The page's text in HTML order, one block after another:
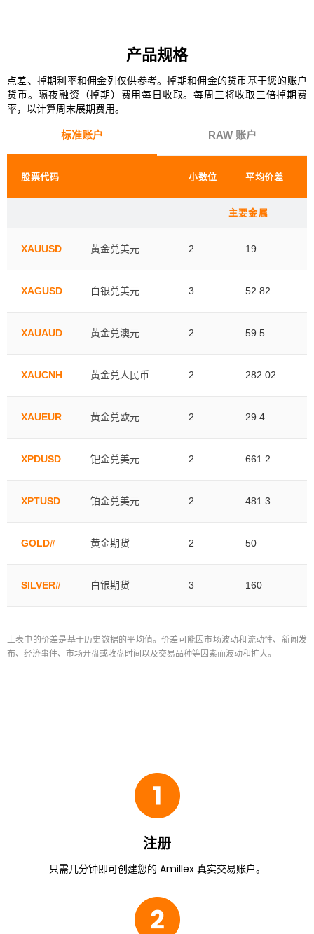
产品规格
点差、掉期利率和佣金列仅供参考。掉期和佣金的货币基于您的账户
货币。隔夜融资（掉期）费用每日收取。每周三将收取三倍掉期费
率，以计算周末展期费用。
标准账户 RAW 账户
股票代码 ​小数位​ 平均价差
主要金属
XAUUSD 黄金兑美元 2 19
XAGUSD 白银兑美元 3 52.82
XAUAUD 黄金兑澳元 2 59.5
XAUCNH 黄金兑人民币 2 282.02
XAUEUR 黄金兑欧元 2 29.4
XPDUSD 钯金兑美元 2 661.2
XPTUSD 铂金兑美元 2 481.3
GOLD# 黄金期货 2 50
SILVER# 白银期货 3 160
上表中的价差是基于历史数据的平均值。价差可能因市场波动和流动性、新闻发
布、经济事件、市场开盘或收盘时间以及交易品种等因素而波动和扩大。
注册
只需几分钟即可创建您的 Amillex 真实交易账户。